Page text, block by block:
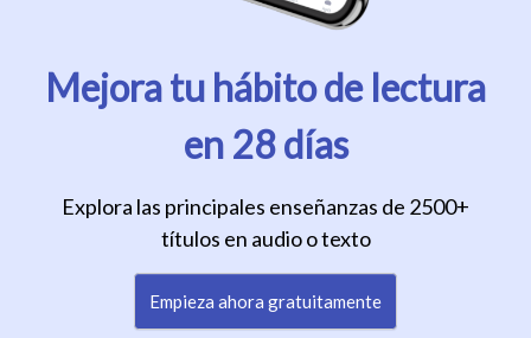
Mejora tu hábito de lectura
en 28 días
Explora las principales enseñanzas de 2500+
títulos en audio o texto
Empieza ahora gratuitamente